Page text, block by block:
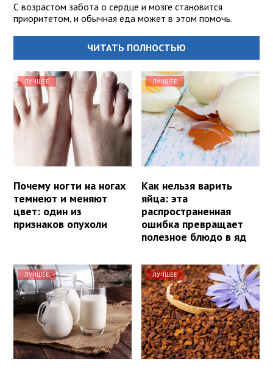
С возрастом забота о сердце и мозге становится
приоритетом, и обычная еда может в этом помочь.
ЧИТАТЬ ПОЛНОСТЬЮ
ЛУЧШЕЕ
Почему ногти на ногах
темнеют и меняют
цвет: один из
признаков опухоли
ЛУЧШЕЕ
Как нельзя варить
яйца: эта
распространенная
ошибка превращает
полезное блюдо в яд
ЛУЧШЕЕ ЛУЧШЕЕ